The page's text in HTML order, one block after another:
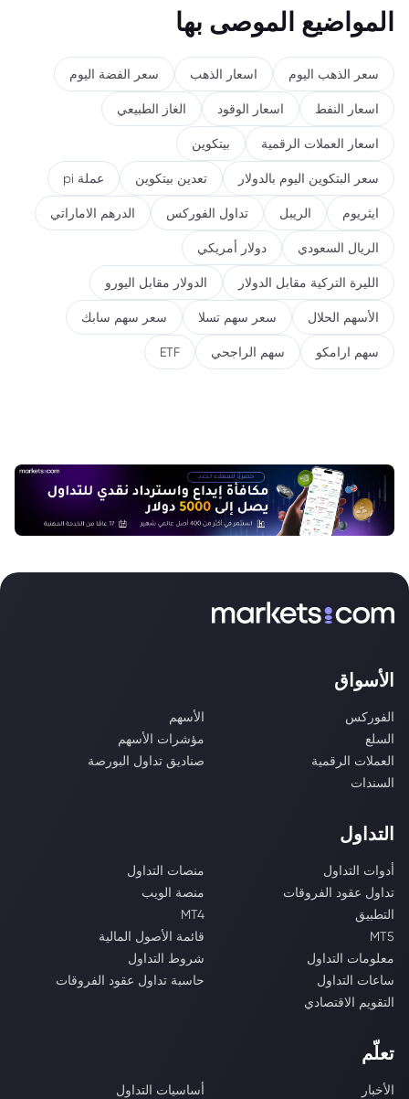
المواضيع الموصى بها
سعر الذهب اليوم اسعار الذهب سعر الفضة اليوم
اسعار النفط اسعار الوقود الغاز الطبيعي
اسعار العملات الرقمية بيتكوين
سعر البتكوين اليوم بالدولار تعدين بيتكوين عملة pi
ايثريوم الريبل تداول الفوركس الدرهم الاماراتي
الريال السعودي دولار أمريكي
الليرة التركية مقابل الدولار الدولار مقابل اليورو
الأسهم الحلال سعر سهم تسلا سعر سهم سابك
سهم ارامكو سهم الراجحي ETF
الأسواق
الفوركس
الأسهم
السلع
مؤشرات الأسهم
العملات الرقمية
صناديق تداول البورصة
السندات
التداول
أدوات التداول
منصات التداول
تداول عقود الفروقات
منصة الويب
التطبيق
MT4
MT5
قائمة الأصول المالية
معلومات التداول
شروط التداول
ساعات التداول
حاسبة تداول عقود الفروقات
التقويم الاقتصادي
تعلّم
الأخبار
أساسيات التداول